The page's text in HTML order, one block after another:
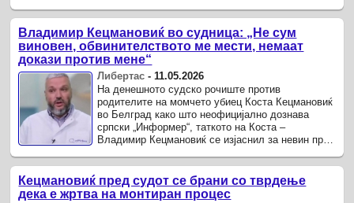
Владимир Кецмановиќ во судница: „Не сум
виновен, обвинителството ме мести, немаат
докази против мене“
Либертас -11.05.2026
На денешното судско рочиште против
родителите на момчето убиец Коста Кецмановиќ
во Белград како што неофицијално дознава
српски „Информер“, таткото на Коста –
Владимир Кецмановиќ се изјаснил за невин пред
Кецмановиќ пред судот се брани со тврдење
дека е жртва на монтиран процес